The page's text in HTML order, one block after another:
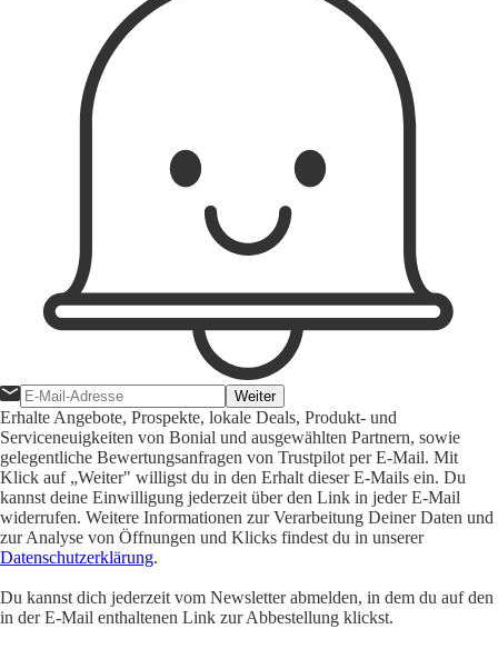
Weiter
Erhalte Angebote, Prospekte, lokale Deals, Produkt- und
Serviceneuigkeiten von Bonial und ausgewählten Partnern, sowie
gelegentliche Bewertungsanfragen von Trustpilot per E-Mail. Mit
Klick auf „Weiter" willigst du in den Erhalt dieser E-Mails ein. Du
kannst deine Einwilligung jederzeit über den Link in jeder E-Mail
widerrufen. Weitere Informationen zur Verarbeitung Deiner Daten und
zur Analyse von Öffnungen und Klicks findest du in unserer
Datenschutzerklärung.
Du kannst dich jederzeit vom Newsletter abmelden, in dem du auf den
in der E-Mail enthaltenen Link zur Abbestellung klickst.